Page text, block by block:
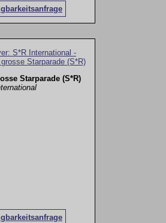
Starparade (S*R)